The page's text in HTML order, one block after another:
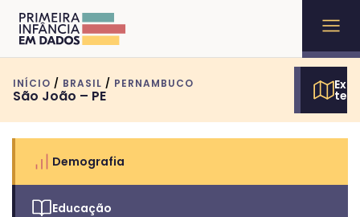
INÍCIO / BRASIL / PERNAMBUCO
São João – PE
Demografia
Educação